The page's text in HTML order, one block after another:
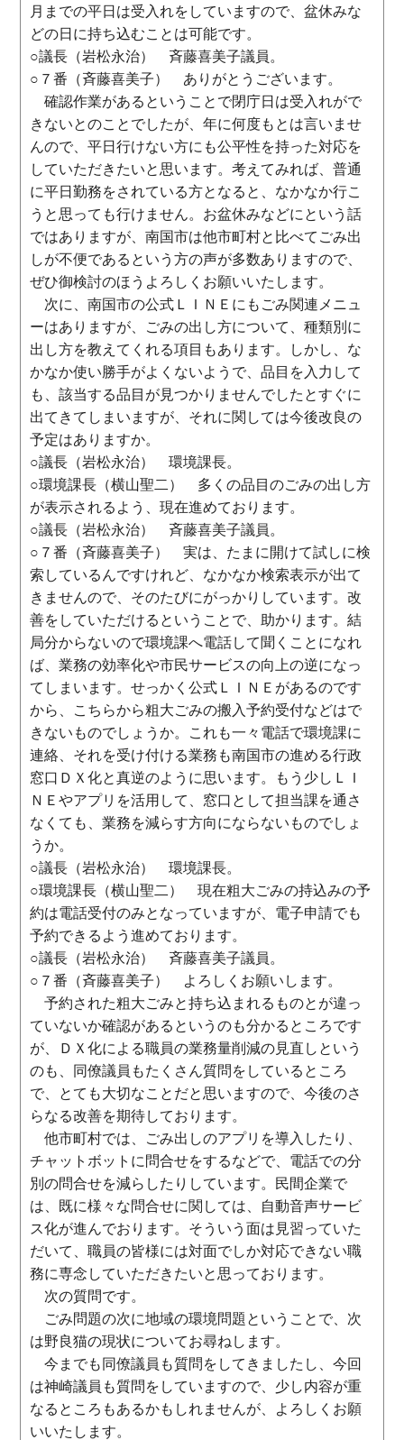
月までの平日は受入れをしていますので、盆休みな
どの日に持ち込むことは可能です。
○議長（岩松永治） 斉藤喜美子議員。
○７番（斉藤喜美子） ありがとうございます。
確認作業があるということで閉庁日は受入れがで
きないとのことでしたが、年に何度もとは言いませ
んので、平日行けない方にも公平性を持った対応を
していただきたいと思います。考えてみれば、普通
に平日勤務をされている方となると、なかなか行こ
うと思っても行けません。お盆休みなどにという話
ではありますが、南国市は他市町村と比べてごみ出
しが不便であるという方の声が多数ありますので、
ぜひ御検討のほうよろしくお願いいたします。
次に、南国市の公式ＬＩＮＥにもごみ関連メニュ
ーはありますが、ごみの出し方について、種類別に
出し方を教えてくれる項目もあります。しかし、な
かなか使い勝手がよくないようで、品目を入力して
も、該当する品目が見つかりませんでしたとすぐに
出てきてしまいますが、それに関しては今後改良の
予定はありますか。
○議長（岩松永治） 環境課長。
○環境課長（横山聖二） 多くの品目のごみの出し方
が表示されるよう、現在進めております。
○議長（岩松永治） 斉藤喜美子議員。
○７番（斉藤喜美子） 実は、たまに開けて試しに検
索しているんですけれど、なかなか検索表示が出て
きませんので、そのたびにがっかりしています。改
善をしていただけるということで、助かります。結
局分からないので環境課へ電話して聞くことになれ
ば、業務の効率化や市民サービスの向上の逆になっ
てしまいます。せっかく公式ＬＩＮＥがあるのです
から、こちらから粗大ごみの搬入予約受付などはで
きないものでしょうか。これも一々電話で環境課に
連絡、それを受け付ける業務も南国市の進める行政
窓口ＤＸ化と真逆のように思います。もう少しＬＩ
ＮＥやアプリを活用して、窓口として担当課を通さ
なくても、業務を減らす方向にならないものでしょ
うか。
○議長（岩松永治） 環境課長。
○環境課長（横山聖二） 現在粗大ごみの持込みの予
約は電話受付のみとなっていますが、電子申請でも
予約できるよう進めております。
○議長（岩松永治） 斉藤喜美子議員。
○７番（斉藤喜美子） よろしくお願いします。
予約された粗大ごみと持ち込まれるものとが違っ
ていないか確認があるというのも分かるところです
が、ＤＸ化による職員の業務量削減の見直しという
のも、同僚議員もたくさん質問をしているところ
で、とても大切なことだと思いますので、今後のさ
らなる改善を期待しております。
他市町村では、ごみ出しのアプリを導入したり、
チャットボットに問合せをするなどで、電話での分
別の問合せを減らしたりしています。民間企業で
は、既に様々な問合せに関しては、自動音声サービ
ス化が進んでおります。そういう面は見習っていた
だいて、職員の皆様には対面でしか対応できない職
務に専念していただきたいと思っております。
次の質問です。
ごみ問題の次に地域の環境問題ということで、次
は野良猫の現状についてお尋ねします。
今までも同僚議員も質問をしてきましたし、今回
は神崎議員も質問をしていますので、少し内容が重
なるところもあるかもしれませんが、よろしくお願
いいたします。